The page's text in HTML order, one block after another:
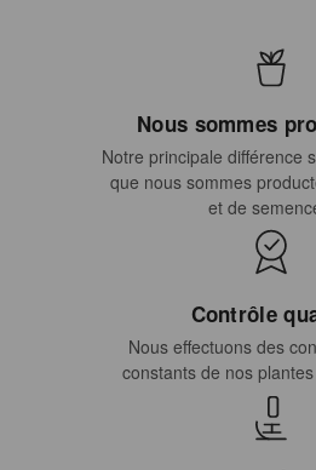
Nous sommes
Notre principale différence
que nous sommes
et de
Contrôle
Nous effectuons des
constants de nos